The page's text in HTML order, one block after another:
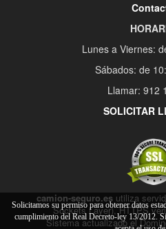
Lunes a Viernes:
Sábados: de
Llamar: 912
SOLICITAR
camion-seguro.es utiliza
Sockets Layer), HTTPS
Sistema actualizado el
Solicitamos su permiso para obtener datos
cumplimiento del Real Decreto-ley 13/2012.